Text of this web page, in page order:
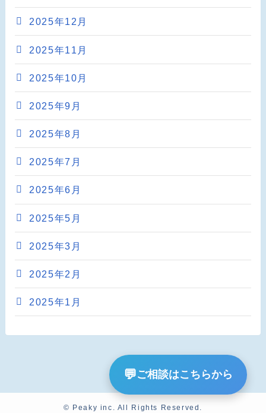
2025年12月
2025年11月
2025年10月
2025年9月
2025年8月
2025年7月
2025年6月
2025年5月
2025年3月
2025年2月
2025年1月
💬ご相談はこちらから
© Peaky inc. All Rights Reserved.